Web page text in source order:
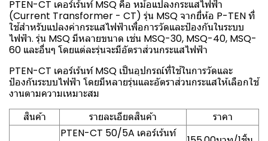
PTEN-CT เคอร์เร้นท์ MSQ คือ หม้อแปลงกระแสไฟฟ้า
(Current Transformer - CT) รุ่น MSQ จากยี่ห้อ P-TEN ที่
ใช้สำหรับแปลงค่ากระแสไฟฟ้าเพื่อการวัดและป้องกันในระบบ
ไฟฟ้า. รุ่น MSQ มีหลายขนาด เช่น MSQ-30, MSQ-40, MSQ-
60 และอื่นๆ โดยแต่ละรุ่นจะมีอัตราส่วนกระแสไฟฟ้า
PTEN-CT เคอร์เร้นท์ MSQ เป็นอุปกรณ์ที่ใช้ในการวัดและ
ป้องกันระบบไฟฟ้า โดยมีหลายรุ่นและอัตราส่วนกระแสให้เลือกใช้
งานตามความเหมาะสม
สินค้า
รายละเอียดสินค้า
ราคา
PTEN-CT 50/5A เคอร์เร้นท์